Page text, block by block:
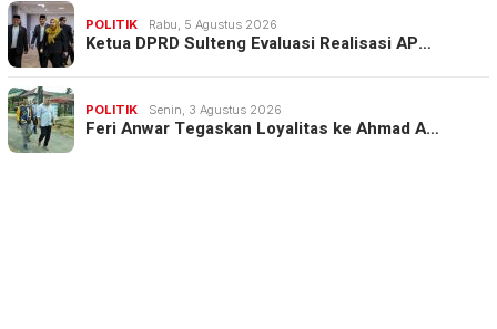
POLITIK Rabu, 5 Agustus 2026
Ketua DPRD Sulteng Evaluasi Realisasi AP…
POLITIK Senin, 3 Agustus 2026
Feri Anwar Tegaskan Loyalitas ke Ahmad A…